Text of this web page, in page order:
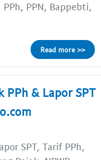
PPN, Bappebti,
Read more >>
PPh & Lapor SPT
SPT, Tarif PPh,